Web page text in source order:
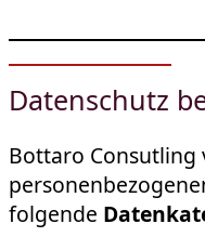
Datenschutz
Bottaro
folgende